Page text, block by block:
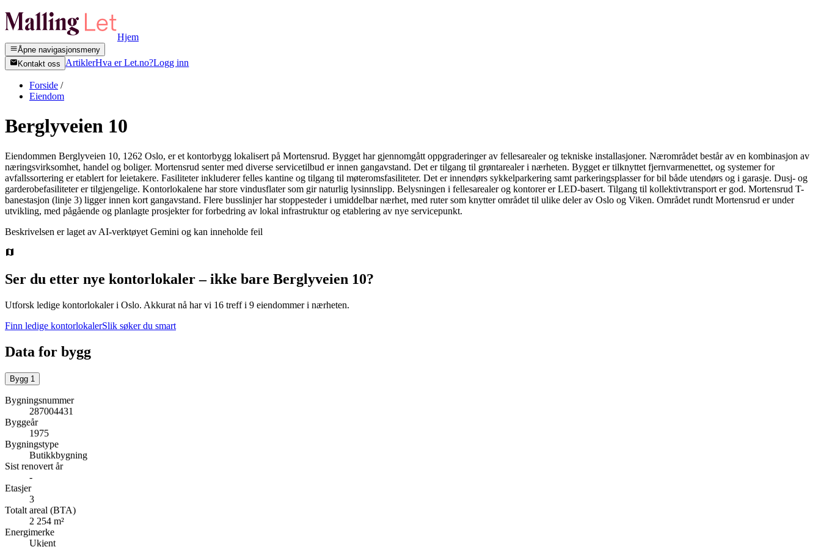
Hjem
Åpne navigasjonsmeny
Kontakt oss
ArtiklerHva er Let.no?Logg inn
Forside /
Eiendom
Berglyveien 10
Eiendommen Berglyveien 10, 1262 Oslo, er et kontorbygg lokalisert på Mortensrud. Bygget har gjennomgått oppgraderinger av fellesarealer og tekniske installasjoner. Nærområdet består av en kombinasjon av
næringsvirksomhet, handel og boliger. Mortensrud senter med diverse servicetilbud er innen gangavstand. Det er tilgang til grøntarealer i nærheten. Bygget er tilknyttet fjernvarmenettet, og systemer for
avfallssortering er etablert for leietakere. Fasiliteter inkluderer felles kantine og tilgang til møteromsfasiliteter. Det er innendørs sykkelparkering samt parkeringsplasser for bil både utendørs og i garasje. Dusj- og
garderobefasiliteter er tilgjengelige. Kontorlokalene har store vindusflater som gir naturlig lysinnslipp. Belysningen i fellesarealer og kontorer er LED-basert. Tilgang til kollektivtransport er god. Mortensrud T-
banestasjon (linje 3) ligger innen kort gangavstand. Flere busslinjer har stoppesteder i umiddelbar nærhet, med ruter som knytter området til ulike deler av Oslo og Viken. Området rundt Mortensrud er under
utvikling, med pågående og planlagte prosjekter for forbedring av lokal infrastruktur og etablering av nye servicepunkt.
Beskrivelsen er laget av AI-verktøyet Gemini og kan inneholde feil
Ser du etter nye kontorlokaler – ikke bare Berglyveien 10?
Utforsk ledige kontorlokaler i Oslo. Akkurat nå har vi 16 treff i 9 eiendommer i nærheten.
Finn ledige kontorlokalerSlik søker du smart
Data for bygg
Bygg 1
Bygningsnummer
287004431
Byggeår
1975
Bygningstype
Butikkbygning
Sist renovert år
-
Etasjer
3
Totalt areal (BTA)
2 254 m²
Energimerke
Ukjent